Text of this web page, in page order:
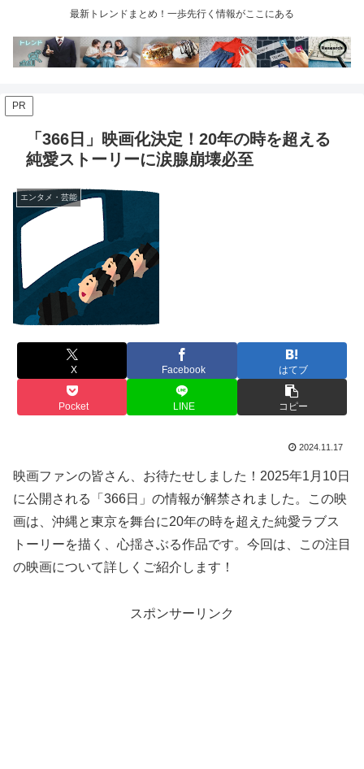
最新トレンドまとめ！一歩先行く情報がここにある
PR
「366日」映画化決定！20年の時を超える
純愛ストーリーに涙腺崩壊必至
エンタメ・芸能
X Facebook はてブ
Pocket LINE コピー
2024.11.17
映画ファンの皆さん、お待たせしました！2025年1月10日
に公開される「366日」の情報が解禁されました。この映
画は、沖縄と東京を舞台に20年の時を超えた純愛ラブス
トーリーを描く、心揺さぶる作品です。今回は、この注目
の映画について詳しくご紹介します！
スポンサーリンク